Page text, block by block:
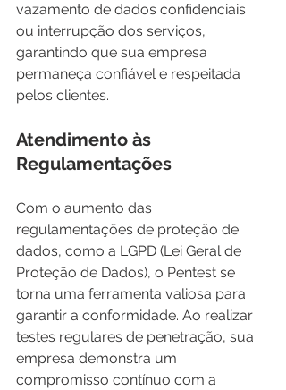
vazamento de dados confidenciais
ou interrupção dos serviços,
garantindo que sua empresa
permaneça confiável e respeitada
pelos clientes.
Atendimento às
Regulamentações
Com o aumento das
regulamentações de proteção de
dados, como a LGPD (Lei Geral de
Proteção de Dados), o Pentest se
torna uma ferramenta valiosa para
garantir a conformidade. Ao realizar
testes regulares de penetração, sua
empresa demonstra um
compromisso contínuo com a